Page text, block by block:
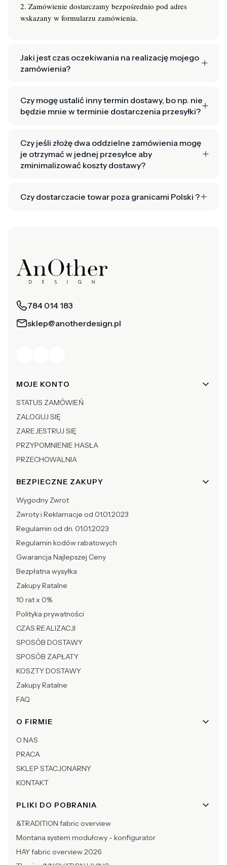
2. Zamówienie dostarczamy bezpośrednio pod adres
wskazany w formularzu zamówienia.
Jaki jest czas oczekiwania na realizację mojego
zamówienia?
Czy mogę ustalić inny termin dostawy, bo np. nie
będzie mnie w terminie dostarczenia przesyłki?
Czy jeśli złożę dwa oddzielne zamówienia mogę
je otrzymać w jednej przesyłce aby
zminimalizować koszty dostawy?
Czy dostarczacie towar poza granicami Polski ?
784 014 183
sklep@anotherdesign.pl
Linki w stopce
MOJE KONTO
STATUS ZAMÓWIEŃ
ZALOGUJ SIĘ
ZAREJESTRUJ SIĘ
PRZYPOMNIENIE HASŁA
PRZECHOWALNIA
BEZPIECZNE ZAKUPY
Wygodny Zwrot
Zwroty i Reklamacje od 01.01.2023
Regulamin od dn. 01.01.2023
Regulamin kodów rabatowych
Gwarancja Najlepszej Ceny
Bezpłatna wysyłka
Zakupy Ratalne
10 rat x 0%
Polityka prywatności
CZAS REALIZACJI
SPOSÓB DOSTAWY
SPOSÓB ZAPŁATY
KOSZTY DOSTAWY
Zakupy Ratalne
FAQ
O FIRMIE
O NAS
PRACA
SKLEP STACJONARNY
KONTAKT
PLIKI DO POBRANIA
&TRADITION fabric overview
Montana system modułowy - konfigurator
HAY fabric overview 2026